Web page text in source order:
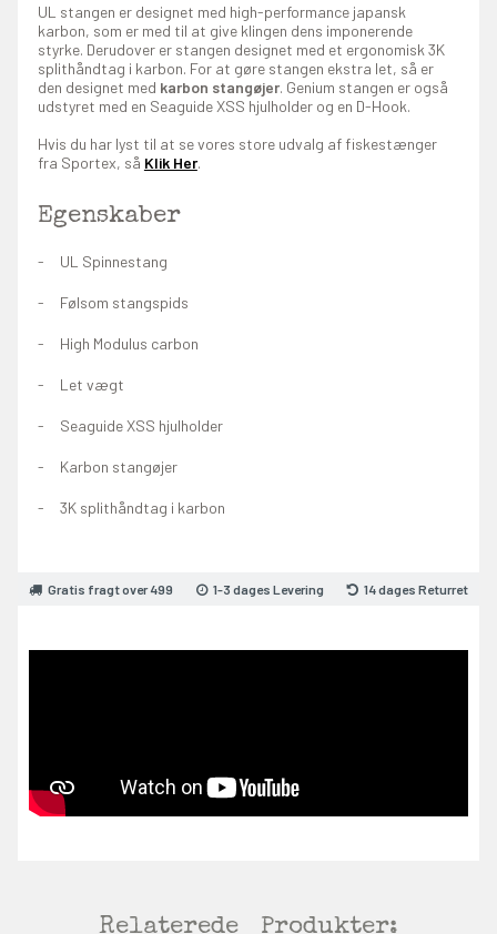
UL stangen er designet med high-performance japansk
karbon, som er med til at give klingen dens imponerende
styrke. Derudover er stangen designet med et ergonomisk 3K
splithåndtag i karbon. For at gøre stangen ekstra let, så er
den designet med karbon stangøjer. Genium stangen er også
udstyret med en Seaguide XSS hjulholder og en D-Hook.
Hvis du har lyst til at se vores store udvalg af fiskestænger
fra Sportex, så Klik Her.
Egenskaber
UL Spinnestang
Følsom stangspids
High Modulus carbon
Let vægt
Seaguide XSS hjulholder
Karbon stangøjer
3K splithåndtag i karbon
Gratis fragt over 499 1-3 dages Levering 14 dages Returret
Relaterede Produkter: